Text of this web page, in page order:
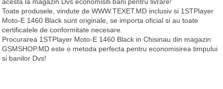
Toate produsele, vindute de WWW.TEXET.MD inclusiv si 1STPlayer
Moto-E 1460 Black sunt originale, se importa oficial si au toate
certificatele de conformitate necesare.
Procurarea 1STPlayer Moto-E 1460 Black in Chisinau din magazin
GSMSHOP.MD este o metoda perfecta pentru economisirea timpului
si banilor Dvs!